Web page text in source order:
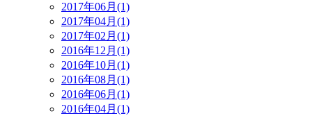
2017年06月(1)
2017年04月(1)
2017年02月(1)
2016年12月(1)
2016年10月(1)
2016年08月(1)
2016年06月(1)
2016年04月(1)